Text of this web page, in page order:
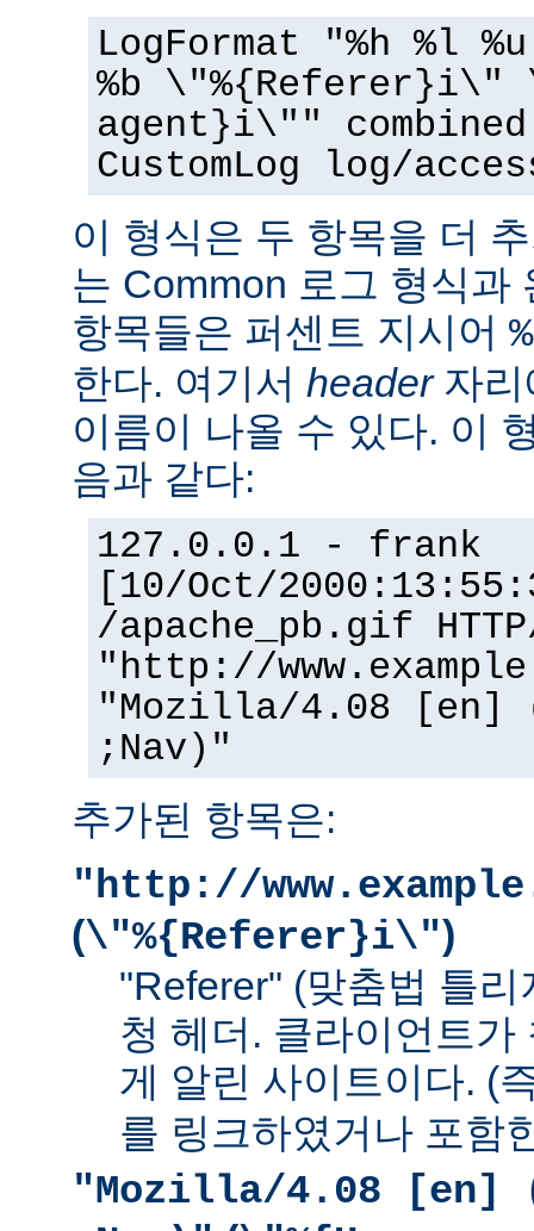
LogFormat "%h %l
%b \"%{Referer}i\"
agent}i\"" combined
CustomLog log/
이 형식은 두 항목을 더
는 Common 로그 형식과
항목들은 퍼센트 지시어
한다. 여기서 header자리
이름이 나올 수 있다. 이
음과 같다:
127.0.0.1 - frank
[10/Oct/
/apache_pb.gif
"http://
"Mozilla/4.08 [en]
;Nav)"
추가된 항목은:
"http://
(\"%{Referer}i\")
"Referer" (맞춤법 틀
청 헤더. 클라이언트가
게 알린 사이트이다. (
를 링크하였거나 포함
"Mozilla/4.08 [en]